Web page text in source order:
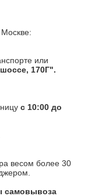
или
170Г".
с 10:00 до
весом более 30
самовывоза